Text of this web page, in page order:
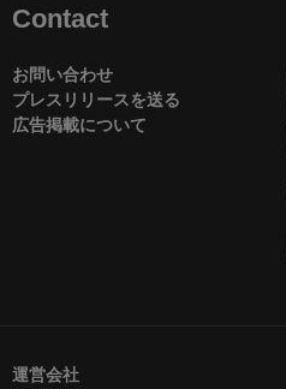
Contact
お問い合わせ
プレスリリースを送る
広告掲載について
運営会社